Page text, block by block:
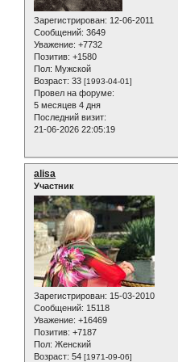
Зарегистрирован: 12-06-2011
Сообщений: 3649
Уважение: +7732
Позитив: +1580
Пол: Мужской
Возраст: 33 [1993-04-01]
Провел на форуме:
5 месяцев 4 дня
Последний визит:
21-06-2026 22:05:19
alisa
Участник
Зарегистрирован: 15-03-2010
Сообщений: 15118
Уважение: +16469
Позитив: +7187
Пол: Женский
Возраст: 54 [1971-09-06]